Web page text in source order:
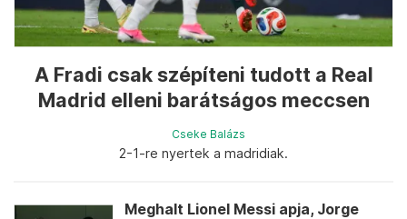
A Fradi csak szépíteni tudott a Real
Madrid elleni barátságos meccsen
Cseke Balázs
2-1-re nyertek a madridiak.
Meghalt Lionel Messi apja, Jorge